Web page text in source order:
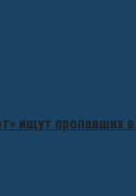
ищут пропавших